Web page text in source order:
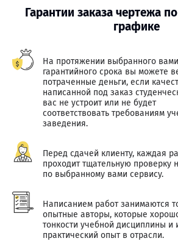
Гарантии заказа чертежа
графике
На протяжении выбранного вами
гарантийного срока вы можете
потраченные деньги, если
написанной под заказ
вас не устроит или не будет
соответствовать требованиям
заведения.
Перед сдачей клиенту, каждая
проходит тщательную проверку
по выбранному вами сервису.
Написанием работ занимаются
опытные авторы, которые
тонкости учебной дисциплины и
практический опыт в отрасли.